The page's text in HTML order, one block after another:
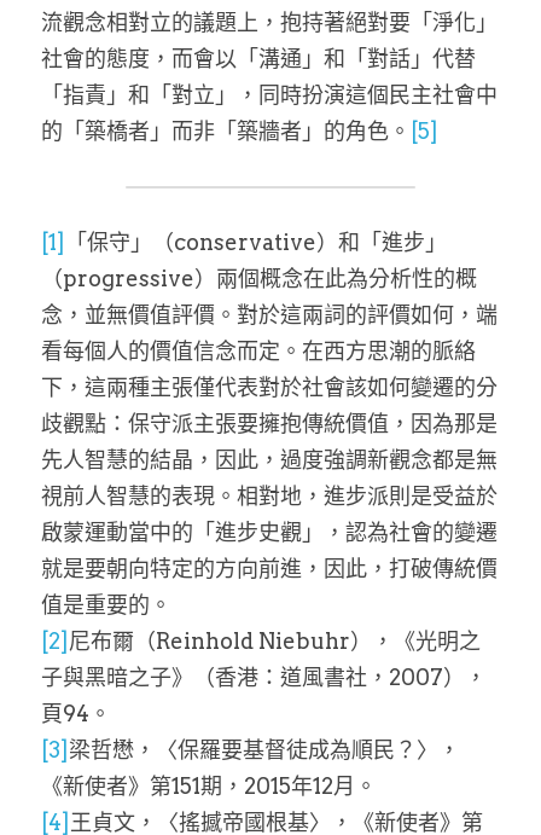
流觀念相對立的議題上，抱持著絕對要「淨化」
社會的態度，而會以「溝通」和「對話」代替
「指責」和「對立」，同時扮演這個民主社會中
的「築橋者」而非「築牆者」的角色。 [5]
[1]
「保守」（conservative）和「進步」
（progressive）兩個概念在此為分析性的概
念，並無價值評價。對於這兩詞的評價如何，端
看每個人的價值信念而定。在西方思潮的脈絡
下，這兩種主張僅代表對於社會該如何變遷的分
歧觀點：保守派主張要擁抱傳統價值，因為那是
先人智慧的結晶，因此，過度強調新觀念都是無
視前人智慧的表現。相對地，進步派則是受益於
啟蒙運動當中的「進步史觀」，認為社會的變遷
就是要朝向特定的方向前進，因此，打破傳統價
值是重要的。
[2] 尼布爾（Reinhold Niebuhr），《光明之
子與黑暗之子》（香港：道風書社，2007），
頁94。
[3] 梁哲懋，〈保羅要基督徒成為順民？〉，
《新使者》第151期，2015年12月。
[4] 王貞文，〈搖撼帝國根基〉，《新使者》第